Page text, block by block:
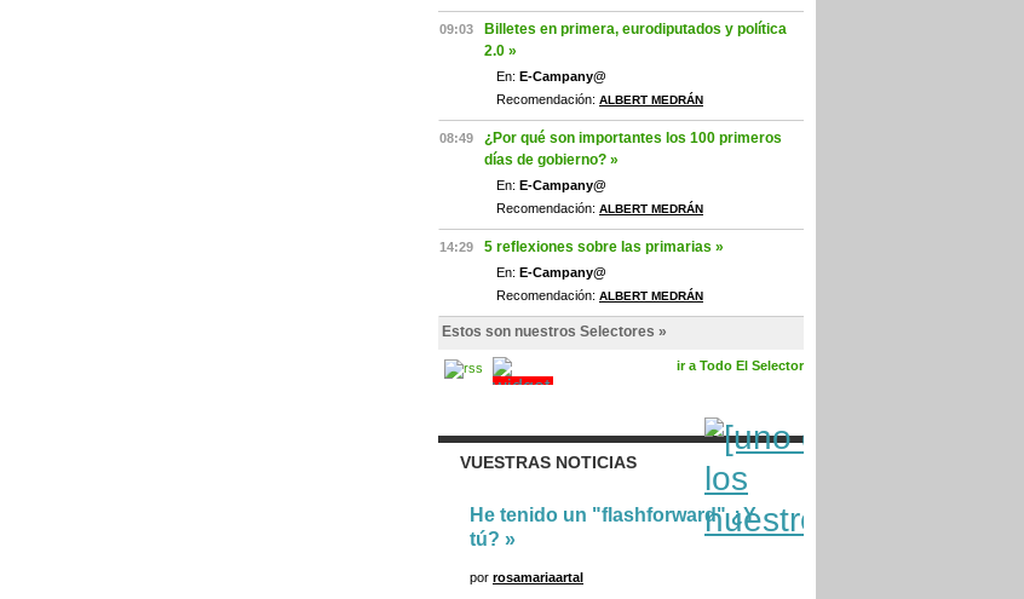
09:03
Billetes en primera, eurodiputados y política
2.0 »
En: E-Campany@
Recomendación: ALBERT MEDRÁN
08:49
¿Por qué son importantes los 100 primeros
días de gobierno? »
En: E-Campany@
Recomendación: ALBERT MEDRÁN
14:29 5 reflexiones sobre las primarias »
En: E-Campany@
Recomendación: ALBERT MEDRÁN
Estos son nuestros Selectores »
ir a Todo El Selector
VUESTRAS NOTICIAS
He tenido un "flashforward" ¿Y
tú? »
por rosamariaartal